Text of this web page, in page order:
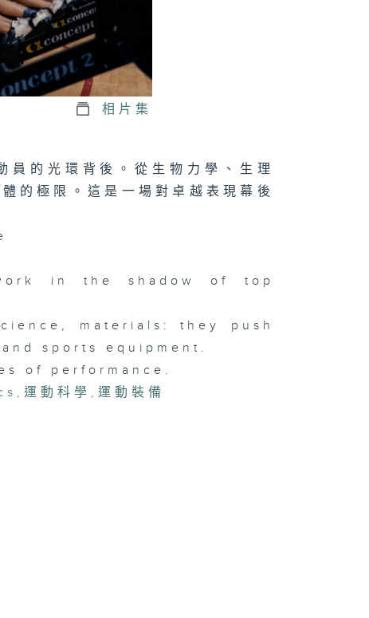
相片集
員的光環背後。從生物力學、生理
的極限。這是一場對卓越表現幕後
in the shadow of top
materials: they push
sports equipment.
of performance.
,運動科學 ,運動裝備